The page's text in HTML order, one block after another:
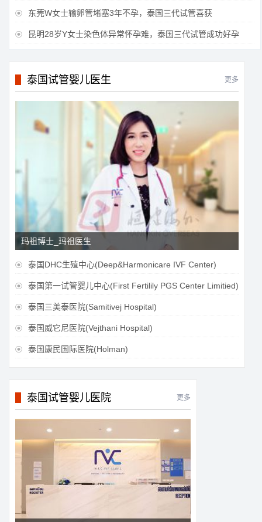
 东莞W女士输卵管堵塞3年不孕，泰国三代试管喜获
 昆明28岁Y女士染色体异常怀孕难，泰国三代试管成功好孕
泰国试管婴儿医生 更多
玛祖博士_玛祖医生
 泰国DHC生殖中心(Deep&Harmonicare IVF Center)
 泰国第一试管婴儿中心(First Fertilily PGS Center Limitied)
 泰国三美泰医院(Samitivej Hospital)
 泰国威它尼医院(Vejthani Hospital)
 泰国康民国际医院(Holman)
泰国试管婴儿医院 更多